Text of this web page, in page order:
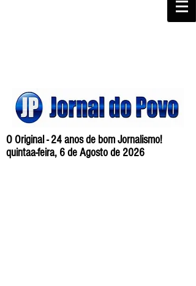
O Original - 24 anos de bom Jornalismo!
quintaa-feira, 6 de Agosto de 2026